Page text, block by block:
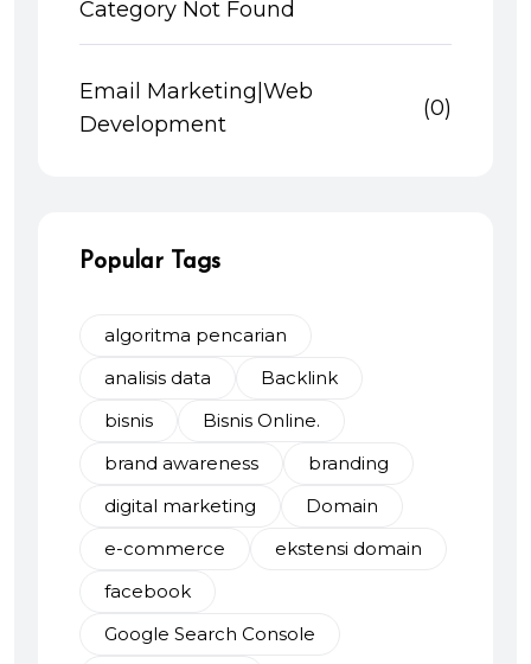
Category Not Found
Email Marketing|Web
Development
(0)
Popular Tags
algoritma pencarian
analisis data
Backlink
bisnis
Bisnis Online.
brand awareness
branding
digital marketing
Domain
e-commerce
ekstensi domain
facebook
Google Search Console